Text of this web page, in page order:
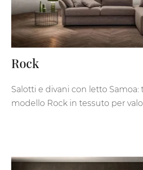
Rock
Salotti e divani con letto Samoa:
modello Rock in tessuto per